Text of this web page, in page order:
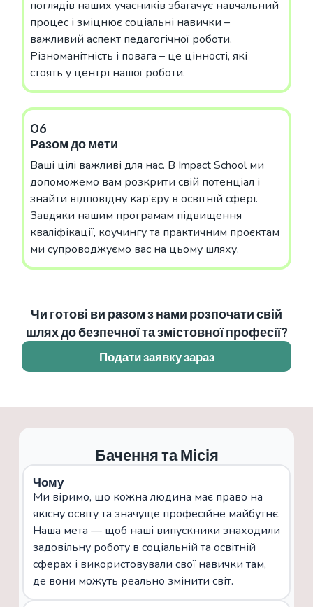
поглядів наших учасників збагачує навчальний
процес і зміцнює соціальні навички –
важливий аспект педагогічної роботи.
Різноманітність і повага – це цінності, які
стоять у центрі нашої роботи.
06
Разом до мети
Ваші цілі важливі для нас. В Impact School ми
допоможемо вам розкрити свій потенціал і
знайти відповідну кар’єру в освітній сфері.
Завдяки нашим програмам підвищення
кваліфікації, коучингу та практичним проєктам
ми супроводжуємо вас на цьому шляху.
Чи готові ви разом з нами розпочати свій
шлях до безпечної та змістовної професії?
Подати заявку зараз
Бачення та Місія
Чому
Ми віримо, що кожна людина має право на
якісну освіту та значуще професійне майбутнє.
Наша мета — щоб наші випускники знаходили
задовільну роботу в соціальній та освітній
сферах і використовували свої навички там,
де вони можуть реально змінити світ.